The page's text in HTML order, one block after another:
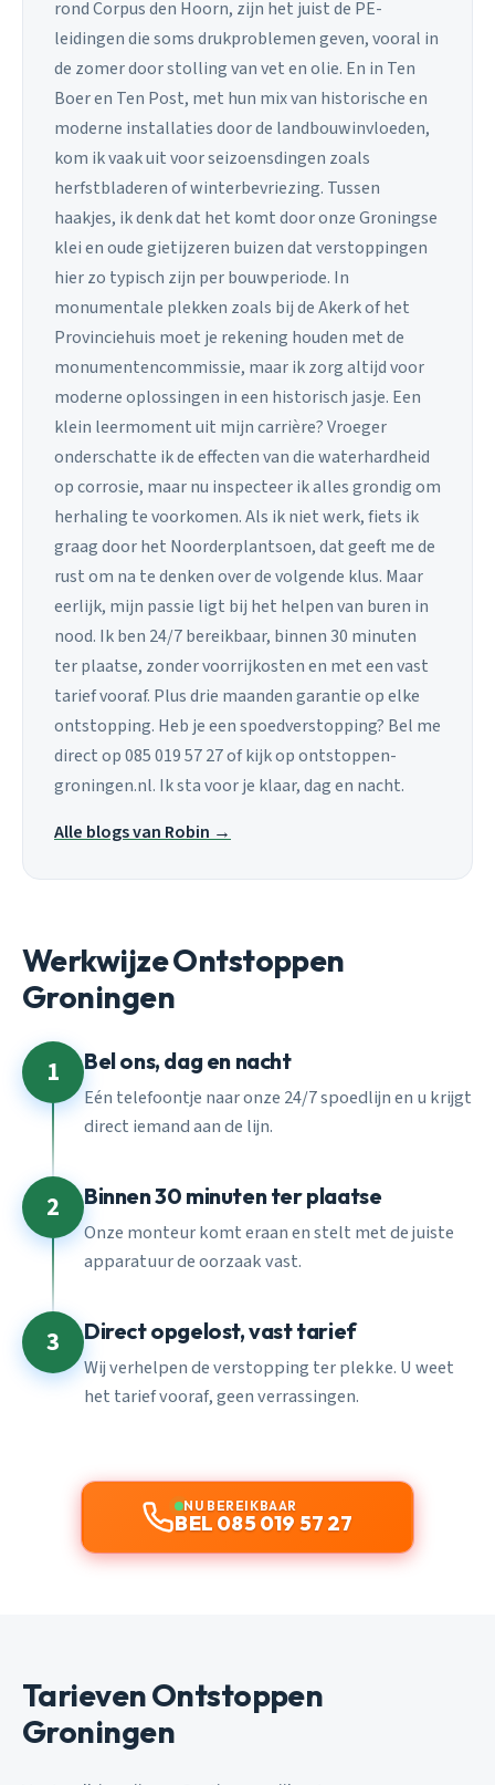
rond Corpus den Hoorn, zijn het juist de PE-
leidingen die soms drukproblemen geven, vooral in
de zomer door stolling van vet en olie. En in Ten
Boer en Ten Post, met hun mix van historische en
moderne installaties door de landbouwinvloeden,
kom ik vaak uit voor seizoensdingen zoals
herfstbladeren of winterbevriezing. Tussen
haakjes, ik denk dat het komt door onze Groningse
klei en oude gietijzeren buizen dat verstoppingen
hier zo typisch zijn per bouwperiode. In
monumentale plekken zoals bij de Akerk of het
Provinciehuis moet je rekening houden met de
monumentencommissie, maar ik zorg altijd voor
moderne oplossingen in een historisch jasje. Een
klein leermoment uit mijn carrière? Vroeger
onderschatte ik de effecten van die waterhardheid
op corrosie, maar nu inspecteer ik alles grondig om
herhaling te voorkomen. Als ik niet werk, fiets ik
graag door het Noorderplantsoen, dat geeft me de
rust om na te denken over de volgende klus. Maar
eerlijk, mijn passie ligt bij het helpen van buren in
nood. Ik ben 24/7 bereikbaar, binnen 30 minuten
ter plaatse, zonder voorrijkosten en met een vast
tarief vooraf. Plus drie maanden garantie op elke
ontstopping. Heb je een spoedverstopping? Bel me
direct op 085 019 57 27 of kijk op ontstoppen-
groningen.nl. Ik sta voor je klaar, dag en nacht.
Alle blogs van Robin →
Werkwijze Ontstoppen
Groningen
1 Bel ons, dag en nacht
Eén telefoontje naar onze 24/7 spoedlijn en u krijgt
direct iemand aan de lijn.
2 Binnen 30 minuten ter plaatse
Onze monteur komt eraan en stelt met de juiste
apparatuur de oorzaak vast.
3 Direct opgelost, vast tarief
Wij verhelpen de verstopping ter plekke. U weet
het tarief vooraf, geen verrassingen.
NU BEREIKBAAR
BEL 085 019 57 27
Tarieven Ontstoppen
Groningen